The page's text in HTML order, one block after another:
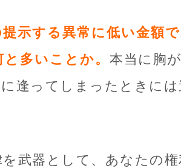
示する異常に低い金額
多いことか。 本当に胸
逢ってしまったときには
武器として、あなたの権